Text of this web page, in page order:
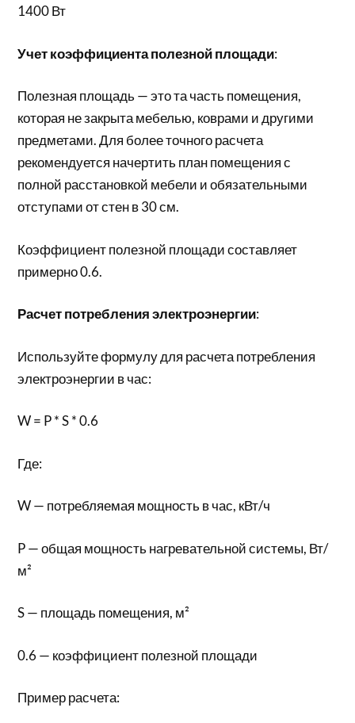
1400 Вт
Учет коэффициента полезной площади:
Полезная площадь — это та часть помещения,
которая не закрыта мебелью, коврами и другими
предметами. Для более точного расчета
рекомендуется начертить план помещения с
полной расстановкой мебели и обязательными
отступами от стен в 30 см.
Коэффициент полезной площади составляет
примерно 0.6.
Расчет потребления электроэнергии:
Используйте формулу для расчета потребления
электроэнергии в час:
W = P * S * 0.6
Где:
W — потребляемая мощность в час, кВт/ч
P — общая мощность нагревательной системы, Вт/
м²
S — площадь помещения, м²
0.6 — коэффициент полезной площади
Пример расчета: